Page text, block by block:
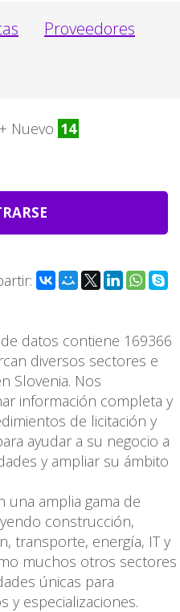
Proveedores
+ Nuevo 14
datos contiene 169366
diversos sectores e
Slovenia. Nos
información completa y
de licitación y
ayudar a su negocio a
y ampliar su ámbito
una amplia gama de
construcción,
transporte, energía, IT y
muchos otros sectores
únicas para
y especializaciones.